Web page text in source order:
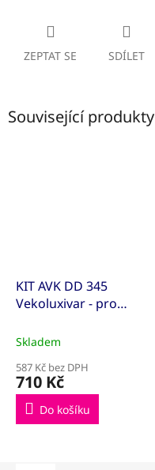
ZEPTAT SE SDÍLET
Související produkty
KIT AVK DD 345
Vekoluxivar - pro
1/2"xEK; 15x1; přímé
Skladem
587 Kč bez DPH
710 Kč
Do košíku